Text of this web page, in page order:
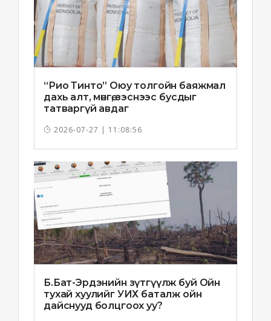
“Рио Тинто” Оюу толгойн баяжмал
дахь алт, мөнгө, зэснээс бусдыг
татваргүй авдаг
2026-07-27 | 11:08:56
Б.Бат-Эрдэнийн зүтгүүлж буй Ойн
тухай хуулийг УИХ баталж ойн
дайснууд болцгоох уу?